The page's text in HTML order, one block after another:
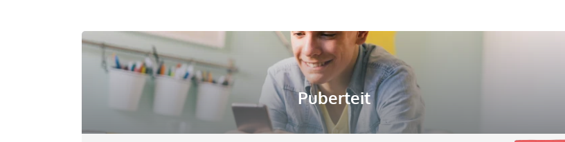
Puberteit